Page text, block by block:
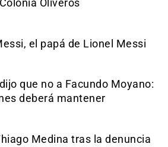
Oliveros
el papá de Lionel Messi
que no a Facundo Moyano:
deberá mantener
Medina tras la denuncia